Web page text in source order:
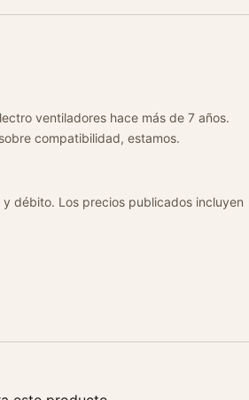
ventiladores hace más de 7 años.
compatibilidad, estamos.
débito. Los precios publicados incluyen